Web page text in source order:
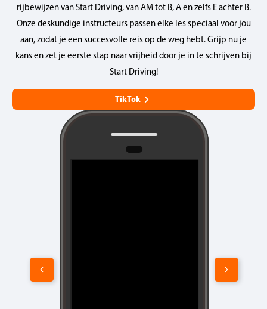
rijbewijzen van Start Driving, van AM tot B, A en zelfs E achter B.
Onze deskundige instructeurs passen elke les speciaal voor jou
aan, zodat je een succesvolle reis op de weg hebt. Grijp nu je
kans en zet je eerste stap naar vrijheid door je in te schrijven bij
Start Driving!
TikTok